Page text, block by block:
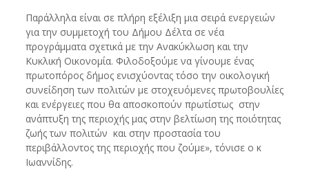
Παράλληλα είναι σε πλήρη εξέλιξη μια σειρά ενεργειών
για την συμμετοχή του Δήμου Δέλτα σε νέα
προγράμματα σχετικά με την Ανακύκλωση και την
Κυκλική Οικονομία. Φιλοδοξούμε να γίνουμε ένας
πρωτοπόρος δήμος ενισχύοντας τόσο την οικολογική
συνείδηση των πολιτών με στοχευόμενες πρωτοβουλίες
και ενέργειες που θα αποσκοπούν πρωτίστως στην
ανάπτυξη της περιοχής μας στην βελτίωση της ποιότητας
ζωής των πολιτών και στην προστασία του
περιβάλλοντος της περιοχής που ζούμε», τόνισε ο κ
Ιωαννίδης.